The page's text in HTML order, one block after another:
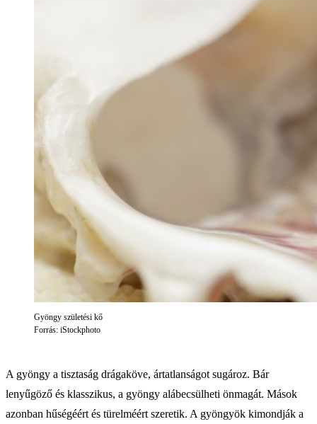
Gyöngy születési kő
Forrás: iStockphoto
A gyöngy a tisztaság drágaköve, ártatlanságot sugároz. Bár
lenyűgöző és klasszikus, a gyöngy alábecsülheti önmagát. Mások
azonban hűségéért és türelméért szeretik. A gyöngyök kimondják a